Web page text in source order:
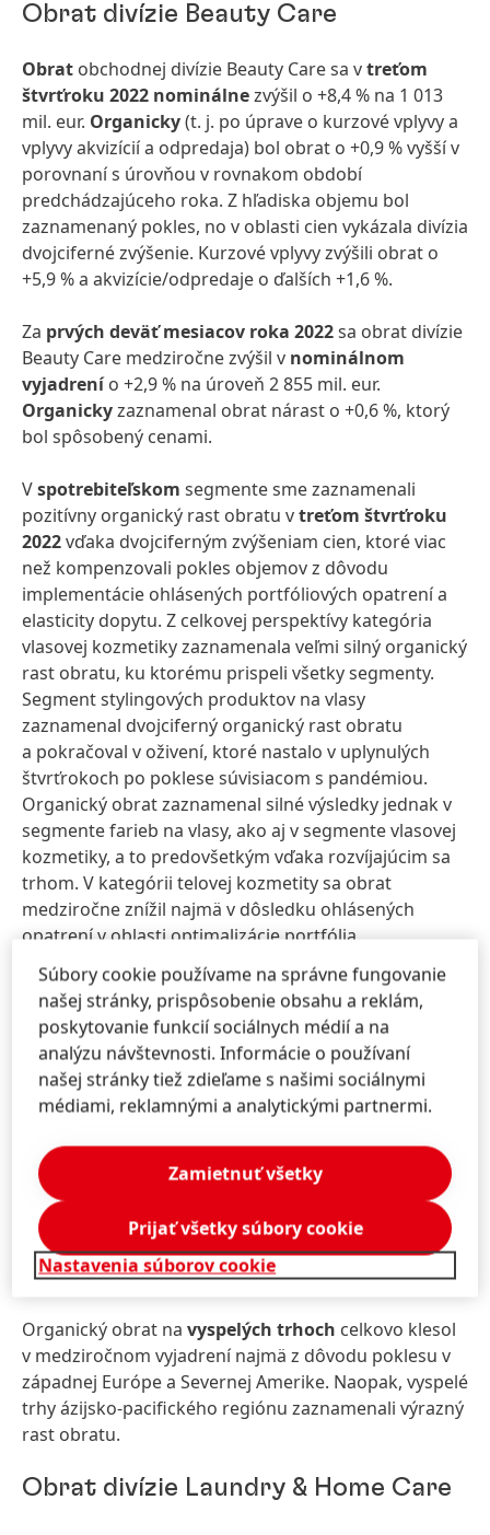
Obrat divízie Beauty Care
Obrat obchodnej divízie Beauty Care sa vtreťom
štvrťroku 2022 nominálnezvýšil o +8,4 % na 1 013
mil. eur. Organicky(t. j. po úprave o kurzové vplyvy a
vplyvy akvizícií a odpredaja) bol obrat o +0,9 % vyšší v
porovnaní s úrovňou v rovnakom období
predchádzajúceho roka. Z hľadiska objemu bol
zaznamenaný pokles, no v oblasti cien vykázala divízia
dvojciferné zvýšenie. Kurzové vplyvy zvýšili obrat o
+5,9 % a akvizície/odpredaje o ďalších +1,6 %.
Za prvých deväť mesiacov roka 2022sa obrat divízie
Beauty Care medziročne zvýšil v nominálnom
vyjadrenío +2,9 % na úroveň 2 855 mil. eur.
Organickyzaznamenal obrat nárast o +0,6 %, ktorý
bol spôsobený cenami.
Vspotrebiteľskom segmentesme zaznamenali
pozitívny organický rast obratu vtreťom štvrťroku
2022vďaka dvojciferným zvýšeniam cien, ktoré viac
než kompenzovali pokles objemov z dôvodu
implementácie ohlásených portfóliových opatrení a
elasticity dopytu. Z celkovej perspektívy kategória
vlasovej kozmetiky zaznamenala veľmi silný organický
rast obratu, ku ktorému prispeli všetky segmenty.
Segment stylingových produktov na vlasy
zaznamenal dvojciferný organický rast obratu
a pokračoval v oživení, ktoré nastalo v uplynulých
štvrťrokoch po poklese súvisiacom s pandémiou.
Organický obrat zaznamenal silné výsledky jednak v
segmente farieb na vlasy, ako aj v segmente vlasovej
kozmetiky, a to predovšetkým vďaka rozvíjajúcim sa
trhom. V kategórii telovej kozmetity sa obrat
medziročne znížil najmä v dôsledku ohlásených
opatrení v oblasti optimalizácie portfólia.
V treťom štvrťroku segment výrobkov pre
profesionálovnadviazal na dobré výsledky z prvého
polroka a dosiahol dobrý organický rast obratu, ktorý
bol ťahaný najmä dvojciferným nárastom na
rozvíjajúcich sa trhoch.
Výrazný rast obratu v treťom štvrťroku vykázali
rozvíjajúce sa trhy. K týmto výsledkom prispeli
všetky regióny okrem Afriky/Stredného východu.
Regióny Ázie (okrem Japonska), Latinskej Ameriky a
východnej Európy zaznamenali dvojciferný organický
rast obratu.
Organický obrat na vyspelých trhoch celkovo klesol
v medziročnom vyjadrení najmä z dôvodu poklesu v
západnej Európe a Severnej Amerike. Naopak, vyspelé
trhy ázijsko-pacifického regiónu zaznamenali výrazný
rast obratu.
Obrat divízie Laundry & Home Care
Súbory cookie používame na správne fungovanie
našej stránky, prispôsobenie obsahu a reklám,
poskytovanie funkcií sociálnych médií a na
analýzu návštevnosti. Informácie o používaní
našej stránky tiež zdieľame s našimi sociálnymi
médiami, reklamnými a analytickými partnermi.
Nastavenia súborov cookie
Zamietnuť všetky
Prijať všetky súbory cookie